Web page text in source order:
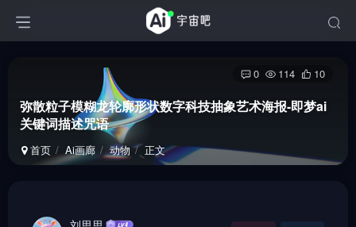
弥散粒子模糊龙轮廓形状数字科技抽象艺术海报-即梦ai
关键词描述咒语
首页 Ai画廊 动物 正文
0 114 10